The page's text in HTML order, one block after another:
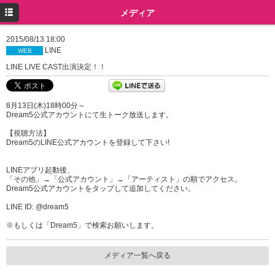
メディア
2015/08/13 18:00
WEB
LINE
LINE LIVE CAST出演決定！！
8月13日(木)18時00分～
Dream5公式アカウントにて生トーク放送します。
【視聴方法】
Dream5のLINE公式アカウントを登録して下さい!
LINEアプリ起動後、
「その他」→「公式アカウント」→「アーティスト」の順でアクセス。
Dream5公式アカウントをタップして追加してください。
LINE ID: @dream5
※もしくは「Dream5」で検索お願いします。
メディア一覧へ戻る
プロフィール
メディア
イベント
ミュージック
ツイッター
Instagram